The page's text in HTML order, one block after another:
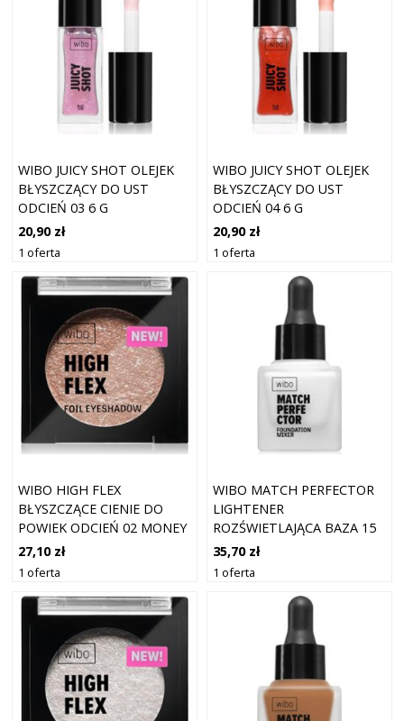
WIBO JUICY SHOT OLEJEK
BŁYSZCZĄCY DO UST
ODCIEŃ 03 6 G
20,90 zł
1 oferta
WIBO JUICY SHOT OLEJEK
BŁYSZCZĄCY DO UST
ODCIEŃ 04 6 G
20,90 zł
1 oferta
WIBO HIGH FLEX
BŁYSZCZĄCE CIENIE DO
POWIEK ODCIEŃ 02 MONEY
HONEY 2.5 G
27,10 zł
1 oferta
WIBO MATCH PERFECTOR
LIGHTENER
ROZŚWIETLAJĄCA BAZA 15
ML
35,70 zł
1 oferta